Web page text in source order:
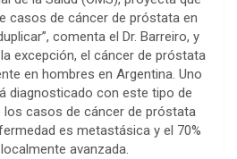
casos de cáncer de próstata en
comenta el Dr. Barreiro, y
excepción, el cáncer de próstata
en hombres en Argentina. Uno
diagnosticado con este tipo de
los casos de cáncer de próstata
es metastásica y el 70%
avanzada.